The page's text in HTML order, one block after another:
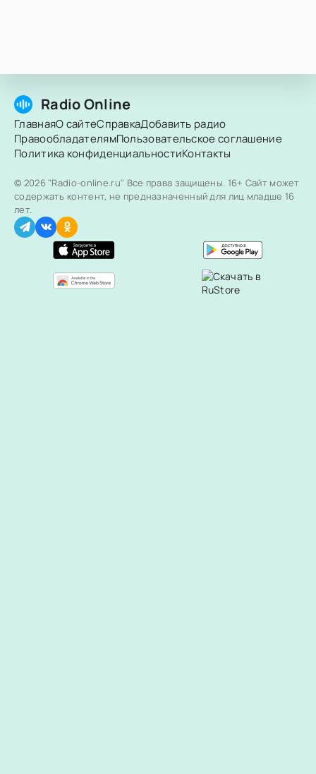
Radio Online
ГлавнаяО сайтеСправкаДобавить радио
ПравообладателямПользовательское соглашение
Политика конфиденциальностиКонтакты
© 2026 "Radio-online.ru" Все права защищены. 16+ Сайт может
содержать контент, не предназначенный для лиц младше 16
лет.